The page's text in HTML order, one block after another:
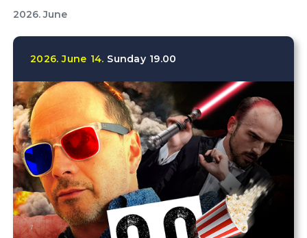
2026. June
2026. June 14. Sunday 19.00